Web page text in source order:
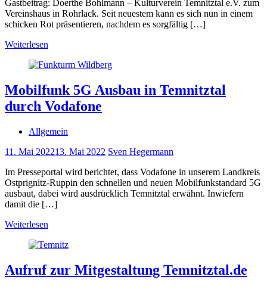
Gastbeitrag: Doerthe Bohlmann – Kulturverein Temnitztal e.V. zum
Vereinshaus in Rohrlack. Seit neuestem kann es sich nun in einem
schicken Rot präsentieren, nachdem es sorgfältig […]
Weiterlesen
Mobilfunk 5G Ausbau in Temnitztal
durch Vodafone
Allgemein
11. Mai 202213. Mai 2022 Sven Hegermann
Im Presseportal wird berichtet, dass Vodafone in unserem Landkreis
Ostprignitz-Ruppin den schnellen und neuen Mobilfunkstandard 5G
ausbaut, dabei wird ausdrücklich Temnitztal erwähnt. Inwiefern
damit die […]
Weiterlesen
Aufruf zur Mitgestaltung Temnitztal.de